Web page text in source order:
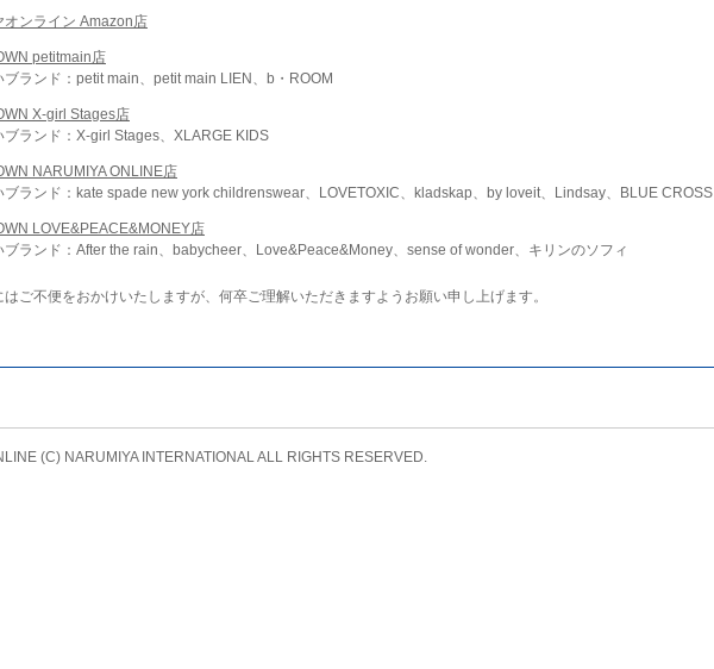
オンライン Amazon店
petitmain店
ブランド：petit main、petit main LIEN、b・ROOM
X-girl Stages店
ブランド：X-girl Stages、XLARGE KIDS
NARUMIYA ONLINE店
ブランド：kate spade new york childrenswear、LOVETOXIC、kladskap、by loveit、Lindsay、BLUE CROSS
LOVE&PEACE&MONEY店
ブランド：After the rain、babycheer、Love&Peace&Money、sense of wonder、キリンのソフィ
はご不便をおかけいたしますが、何卒ご理解いただきますようお願い申し上げます。